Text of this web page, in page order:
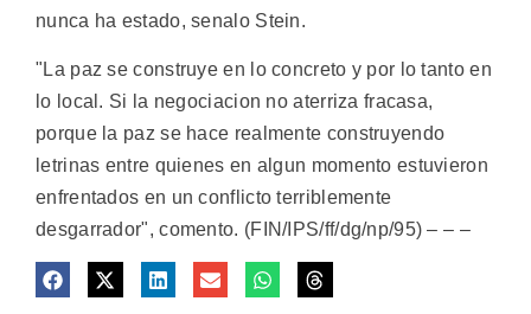
nunca ha estado, senalo Stein.
"La paz se construye en lo concreto y por lo tanto en
lo local. Si la negociacion no aterriza fracasa,
porque la paz se hace realmente construyendo
letrinas entre quienes en algun momento estuvieron
enfrentados en un conflicto terriblemente
desgarrador", comento. (FIN/IPS/ff/dg/np/95) – – –